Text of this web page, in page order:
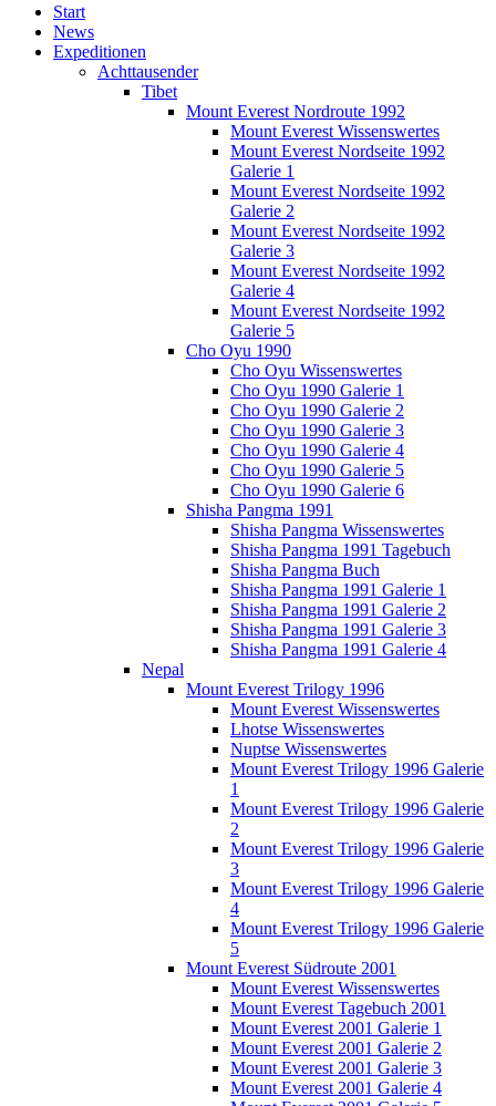
Start
News
Expeditionen
Achttausender
Tibet
Mount Everest Nordroute 1992
Mount Everest Wissenswertes
Mount Everest Nordseite 1992
Galerie 1
Mount Everest Nordseite 1992
Galerie 2
Mount Everest Nordseite 1992
Galerie 3
Mount Everest Nordseite 1992
Galerie 4
Mount Everest Nordseite 1992
Galerie 5
Cho Oyu 1990
Cho Oyu Wissenswertes
Cho Oyu 1990 Galerie 1
Cho Oyu 1990 Galerie 2
Cho Oyu 1990 Galerie 3
Cho Oyu 1990 Galerie 4
Cho Oyu 1990 Galerie 5
Cho Oyu 1990 Galerie 6
Shisha Pangma 1991
Shisha Pangma Wissenswertes
Shisha Pangma 1991 Tagebuch
Shisha Pangma Buch
Shisha Pangma 1991 Galerie 1
Shisha Pangma 1991 Galerie 2
Shisha Pangma 1991 Galerie 3
Shisha Pangma 1991 Galerie 4
Nepal
Mount Everest Trilogy 1996
Mount Everest Wissenswertes
Lhotse Wissenswertes
Nuptse Wissenswertes
Mount Everest Trilogy 1996 Galerie
1
Mount Everest Trilogy 1996 Galerie
2
Mount Everest Trilogy 1996 Galerie
3
Mount Everest Trilogy 1996 Galerie
4
Mount Everest Trilogy 1996 Galerie
5
Mount Everest Südroute 2001
Mount Everest Wissenswertes
Mount Everest Tagebuch 2001
Mount Everest 2001 Galerie 1
Mount Everest 2001 Galerie 2
Mount Everest 2001 Galerie 3
Mount Everest 2001 Galerie 4